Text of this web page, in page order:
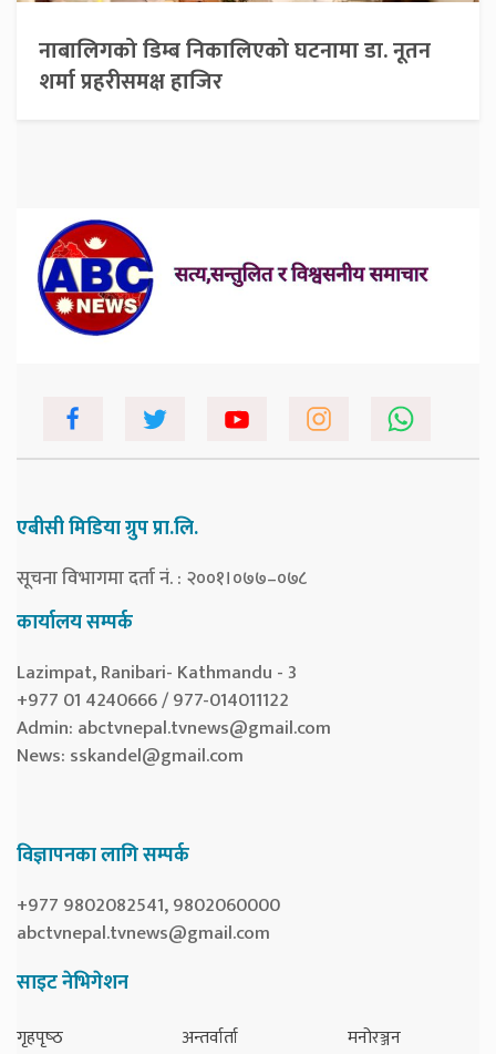
नाबालिगको डिम्ब निकालिएको घटनामा डा. नूतन
शर्मा प्रहरीसमक्ष हाजिर
एबीसी मिडिया ग्रुप प्रा.लि.
सूचना विभागमा दर्ता नं. : २००१।०७७–०७८
कार्यालय सम्पर्क
Lazimpat, Ranibari- Kathmandu - 3
+977 01 4240666 / 977-014011122
Admin: abctvnepal.tvnews@gmail.com
News: sskandel@gmail.com
विज्ञापनका लागि सम्पर्क
+977 9802082541, 9802060000
abctvnepal.tvnews@gmail.com
साइट नेभिगेशन
गृहपृष्‍ठ अन्तर्वार्ता मनोरञ्जन